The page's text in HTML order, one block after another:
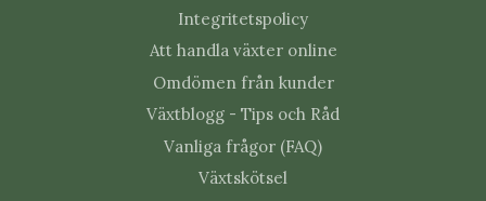
Vattna när jordytan börjat torka. Hur ofta det blir
beror på temperatur, ljus, krukstorlek och
Vilken jord passar bäst?
Luftig och väldränerad krukväxtjord. Krukan ska ha
Integritetspolicy
Att handla växter online
Omdömen från kunder
Växtblogg - Tips och Råd
Vanliga frågor (FAQ)
Växtskötsel